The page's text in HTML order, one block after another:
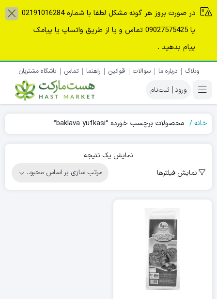
در صورت بروز هر گونه مشکل لطفا با شماره 02191016284
یا 09027575425 تماس و یا از طریق واتساپ یا پیامک
پیام بدهید .
وبلاگ درباره ما سوالات قوانین راهنما تماس باشگاه مشتریان
|
خانه محصولات برچسب خورده “baklava yufkasi”
نمایش یک نتیجه
نمایش فیلترها